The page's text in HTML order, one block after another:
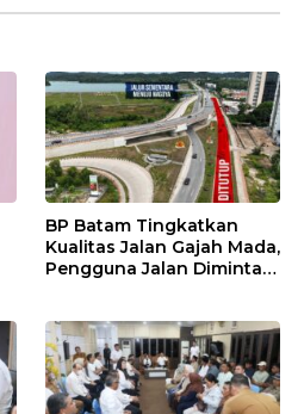
BP Batam Tingkatkan
Kualitas Jalan Gajah Mada,
Pengguna Jalan Diminta